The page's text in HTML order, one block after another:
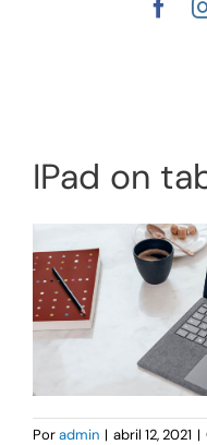
IPad on
Poradmin | abril 12, 2021 |